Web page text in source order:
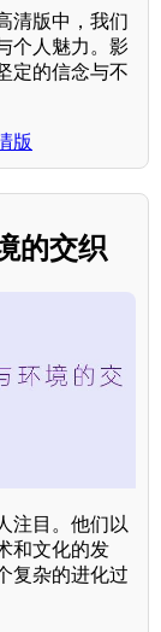
清版中，我们
个人魅力。影
定的信念与不
版
的交织
注目。他们以
和文化的发
复杂的进化过